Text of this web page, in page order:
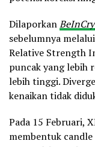
Dilaporkan
sebelumnya
Relative Strength
puncak yang lebih
lebih tinggi.
kenaikan tidak
Pada 15 Februari,
membentuk